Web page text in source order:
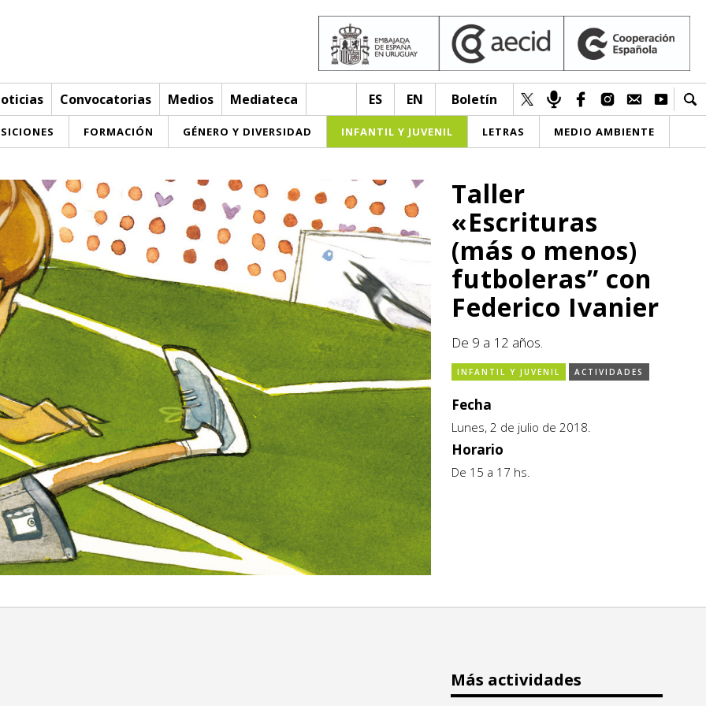
Convocatorias Medios Mediateca ES EN Boletín
FORMACIÓN GÉNERO Y DIVERSIDAD INFANTIL Y JUVENIL LETRAS MEDIO AMBIENTE
Taller
«Escrituras
(más o menos)
futboleras” con
Federico Ivanier
De 9 a 12 años.
INFANTIL Y JUVENIL ACTIVIDADES
Fecha
Lunes, 2 de julio de 2018.
Horario
De 15 a 17 hs.
Más actividades